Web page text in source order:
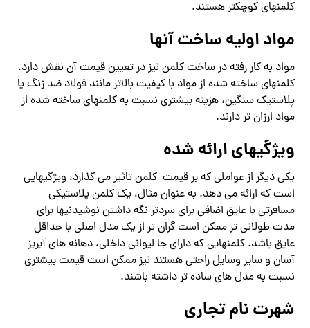
کلمنهای کوچکتر هستند.
مواد اولیه ساخت آنها
مواد به کار رفته در ساخت کلمن نیز در تعیین قیمت آن نقش دارد.
کلمنهای ساخته شده از مواد با کیفیت بالاتر مانند فولاد ضد زنگ یا
پلاستیک سنگین، هزینه بیشتری نسبت به کلمنهای ساخته شده از
مواد ارزان تر دارند.
ویژگیهای ارائه شده
یکی دیگر از عواملی که بر قیمت کلمن تاثیر می گذارد، ویژگیهایی
است که ارائه می دهد. به عنوان مثال، یک کلمن پلاستیکی
مسافرتی با عایق اضافی برای سردتر نگه داشتن نوشیدنیها برای
مدت طولانی تر ممکن است گران تر از یک مدل اصلی با حداقل
عایق باشد. کلمنهایی که دارای جا لیوانی داخلی، دهانه های آبریز
آسان و سایر وسایل راحتی هستند نیز ممکن است قیمت بیشتری
نسبت به مدل های ساده تر داشته باشند.
شهرت نام تجاری